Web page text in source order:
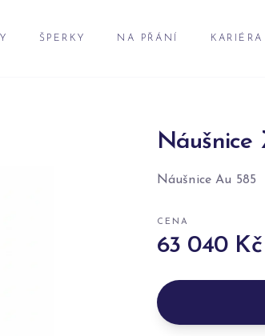
ŠPERKY NA PŘÁNÍ KARIÉRA
Náušnice
Náušnice Au 585
CENA
63 040 Kč